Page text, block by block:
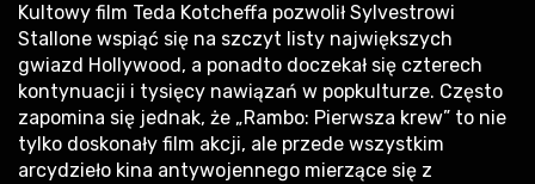
Kultowy film Teda Kotcheffa pozwolił Sylvestrowi
Stallone wspiąć się na szczyt listy największych
gwiazd Hollywood, a ponadto doczekał się czterech
kontynuacji i tysięcy nawiązań w popkulturze. Często
zapomina się jednak, że „Rambo: Pierwsza krew” to nie
tylko doskonały film akcji, ale przede wszystkim
arcydzieło kina antywojennego mierzące się z